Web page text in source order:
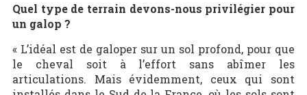
Quel type de terrain devons-nous privilégier pour
un galop ?
« L’idéal est de galoper sur un sol profond, pour que
le cheval soit à l’effort sans abîmer les
articulations. Mais évidemment, ceux qui sont